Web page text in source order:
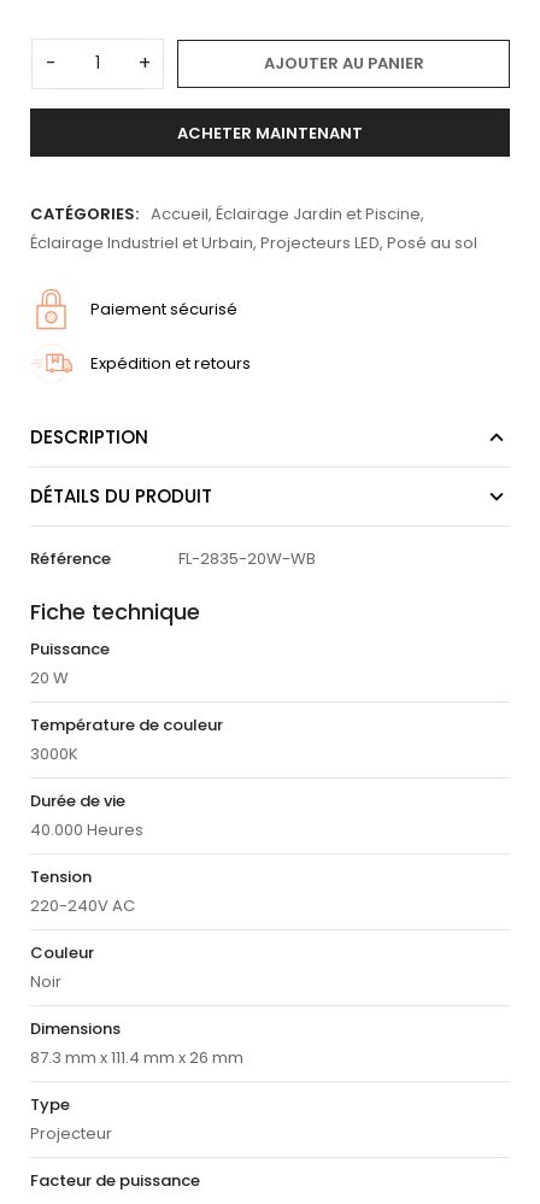
- + AJOUTER AU PANIER
ACHETER MAINTENANT
CATÉGORIES: Accueil, Éclairage Jardin et Piscine,
Éclairage Industriel et Urbain, Projecteurs LED, Posé au sol
Paiement sécurisé
Expédition et retours
DESCRIPTION
DÉTAILS DU PRODUIT
Référence FL-2835-20W-WB
Fiche technique
Puissance
20 W
Température de couleur
3000K
Durée de vie
40.000 Heures
Tension
220-240V AC
Couleur
Noir
Dimensions
87.3 mm x 111.4 mm x 26 mm
Type
Projecteur
Facteur de puissance